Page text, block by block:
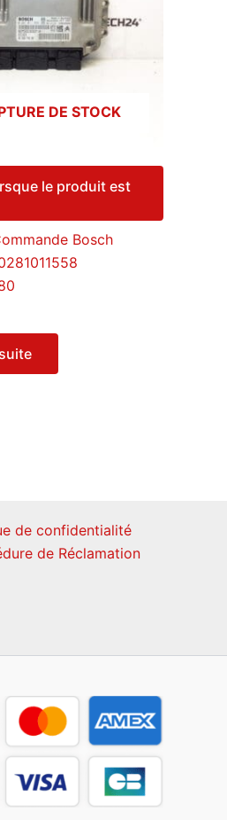
DE STOCK
le produit est
Bosch
de confidentialité
de Réclamation